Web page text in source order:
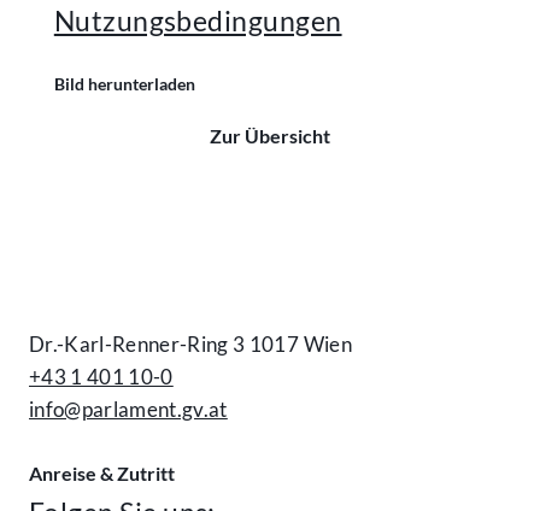
Nutzungsbedingungen
Bild herunterladen
Zur Übersicht
Dr.-Karl-Renner-Ring 3 1017 Wien
+43 1 401 10-0
info@parlament.gv.at
Anreise & Zutritt